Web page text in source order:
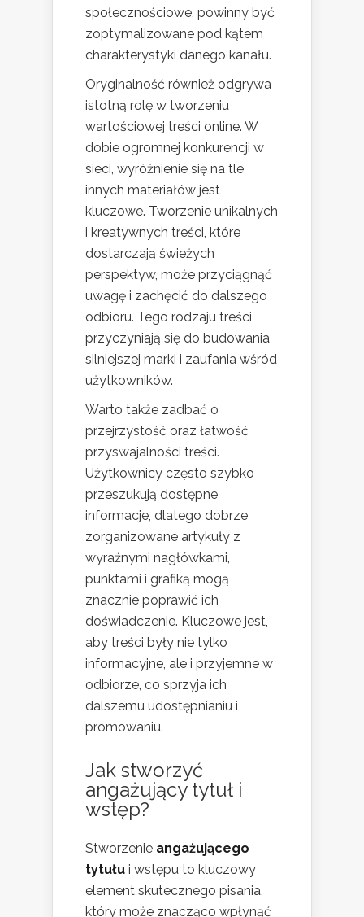
społecznościowe, powinny być
zoptymalizowane pod kątem
charakterystyki danego kanału.
Oryginalność również odgrywa
istotną rolę w tworzeniu
wartościowej treści online. W
dobie ogromnej konkurencji w
sieci, wyróżnienie się na tle
innych materiałów jest
kluczowe. Tworzenie unikalnych
i kreatywnych treści, które
dostarczają świeżych
perspektyw, może przyciągnąć
uwagę i zachęcić do dalszego
odbioru. Tego rodzaju treści
przyczyniają się do budowania
silniejszej marki i zaufania wśród
użytkowników.
Warto także zadbać o
przejrzystość oraz łatwość
przyswajalności treści.
Użytkownicy często szybko
przeszukują dostępne
informacje, dlatego dobrze
zorganizowane artykuły z
wyraźnymi nagłówkami,
punktami i grafiką mogą
znacznie poprawić ich
doświadczenie. Kluczowe jest,
aby treści były nie tylko
informacyjne, ale i przyjemne w
odbiorze, co sprzyja ich
dalszemu udostępnianiu i
promowaniu.
Jak stworzyć
angażujący tytuł i
wstęp?
Stworzenie angażującego
tytułu i wstępu to kluczowy
element skutecznego pisania,
który może znacząco wpłynąć